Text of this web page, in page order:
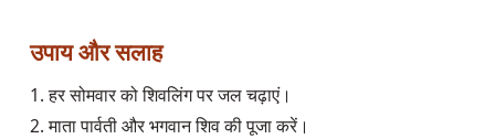
उपाय और सलाह
1. हर सोमवार को शिवलिंग पर जल चढ़ाएं।
2. माता पार्वती और भगवान शिव की पूजा करें।